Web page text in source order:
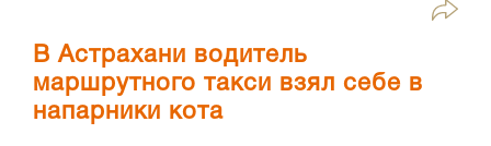
В Астрахани водитель
маршрутного такси взял себе в
напарники кота